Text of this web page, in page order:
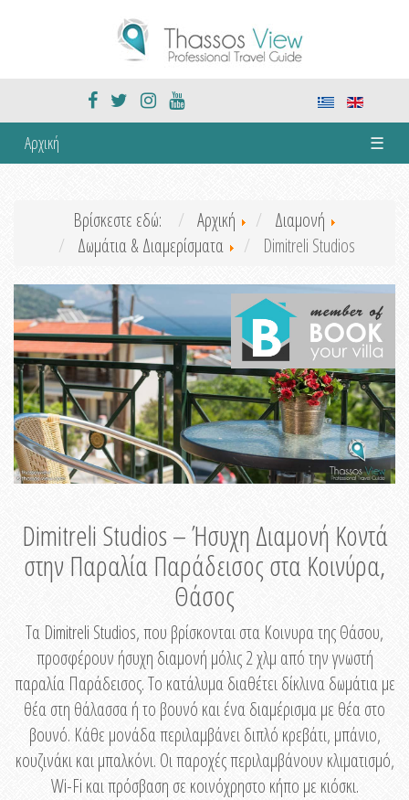
Αρχική ☰
Βρίσκεστε εδώ: Αρχική
Διαμονή
Δωμάτια & Διαμερίσματα
Dimitreli Studios
Dimitreli Studios – Ήσυχη Διαμονή Κοντά
στην Παραλία Παράδεισος στα Κοινύρα,
Θάσος
Τα Dimitreli Studios, που βρίσκονται στα Κοινυρα της Θάσου,
προσφέρουν ήσυχη διαμονή μόλις 2 χλμ από την γνωστή
παραλία Παράδεισος. Το κατάλυμα διαθέτει δίκλινα δωμάτια με
θέα στη θάλασσα ή το βουνό και ένα διαμέρισμα με θέα στο
βουνό. Κάθε μονάδα περιλαμβάνει διπλό κρεβάτι, μπάνιο,
κουζινάκι και μπαλκόνι. Οι παροχές περιλαμβάνουν κλιματισμό,
Wi-Fi και πρόσβαση σε κοινόχρηστο κήπο με κιόσκι.